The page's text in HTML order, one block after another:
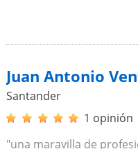
Juan Antonio
Santander
1 opinión
"una maravilla de